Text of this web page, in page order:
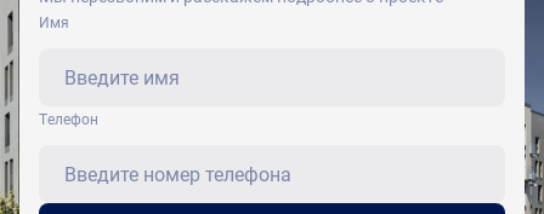
Имя
Tелефон